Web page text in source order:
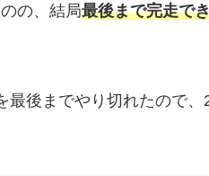
の、結局最後まで完走で
最後までやり切れたので